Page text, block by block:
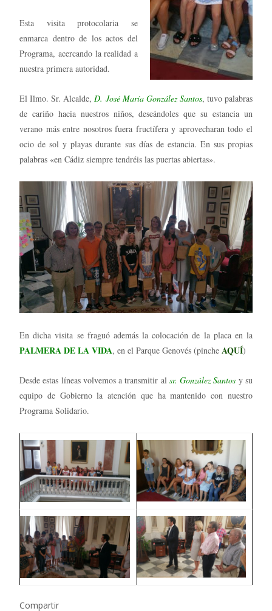
Esta visita protocolaria se
enmarca dentro de los actos del
Programa, acercando la realidad a
nuestra primera autoridad.
El Ilmo. Sr. Alcalde,D. José María González Santos, tuvo palabras
de cariño hacia nuestros niños, deseándoles que su estancia un
verano más entre nosotros fuera fructífera y aprovecharan todo el
ocio de sol y playas durante sus días de estancia. En sus propias
palabras «en Cádiz siempre tendréis las puertas abiertas».
En dicha visita se fraguó además la colocación de la placa en la
PALMERA DE LA VIDA, en el Parque Genovés (pinche AQUÍ)
Desde estas líneas volvemos a transmitir al sr. González Santos y su
equipo de Gobierno la atención que ha mantenido con nuestro
Programa Solidario.
Compartir